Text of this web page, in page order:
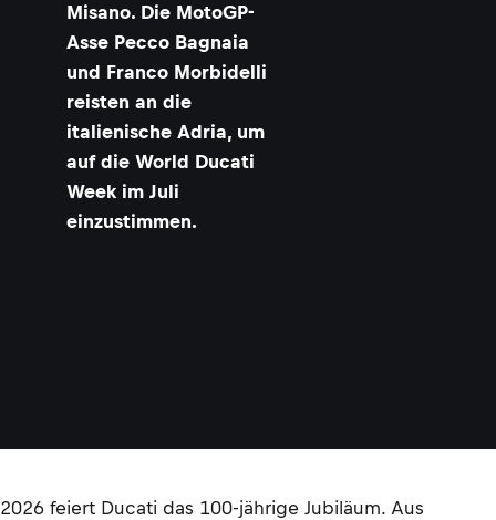
Misano. Die MotoGP-
Asse Pecco Bagnaia
und Franco Morbidelli
reisten an die
italienische Adria, um
auf die World Ducati
Week im Juli
einzustimmen.
2026 feiert Ducati das 100-jährige Jubiläum. Aus